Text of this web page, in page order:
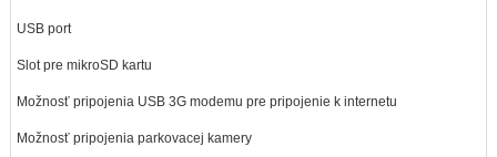
USB port
Slot pre mikroSD kartu
Možnosť pripojenia USB 3G modemu pre pripojenie k internetu
Možnosť pripojenia parkovacej kamery